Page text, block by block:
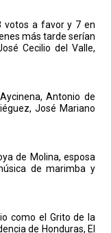
votos a favor y 7 en
más tarde serían
Cecilio del Valle,
Antonio de
José Mariano
de Molina, esposa
de marimba y
como el Grito de la
de Honduras, El